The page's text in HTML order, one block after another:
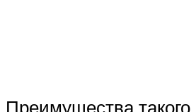
Преимущества